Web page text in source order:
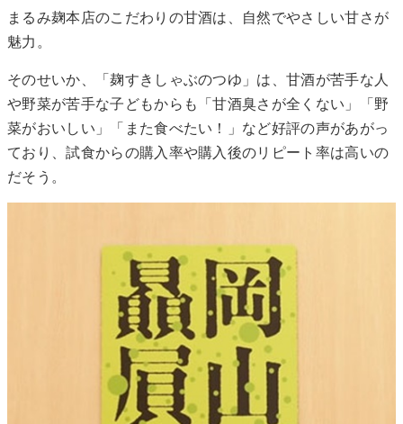
まるみ麹本店のこだわりの甘酒は、自然でやさしい甘さが
魅力。
そのせいか、「麹すきしゃぶのつゆ」は、甘酒が苦手な人
や野菜が苦手な子どもからも「甘酒臭さが全くない」「野
菜がおいしい」「また食べたい！」など好評の声があがっ
ており、試食からの購入率や購入後のリピート率は高いの
だそう。